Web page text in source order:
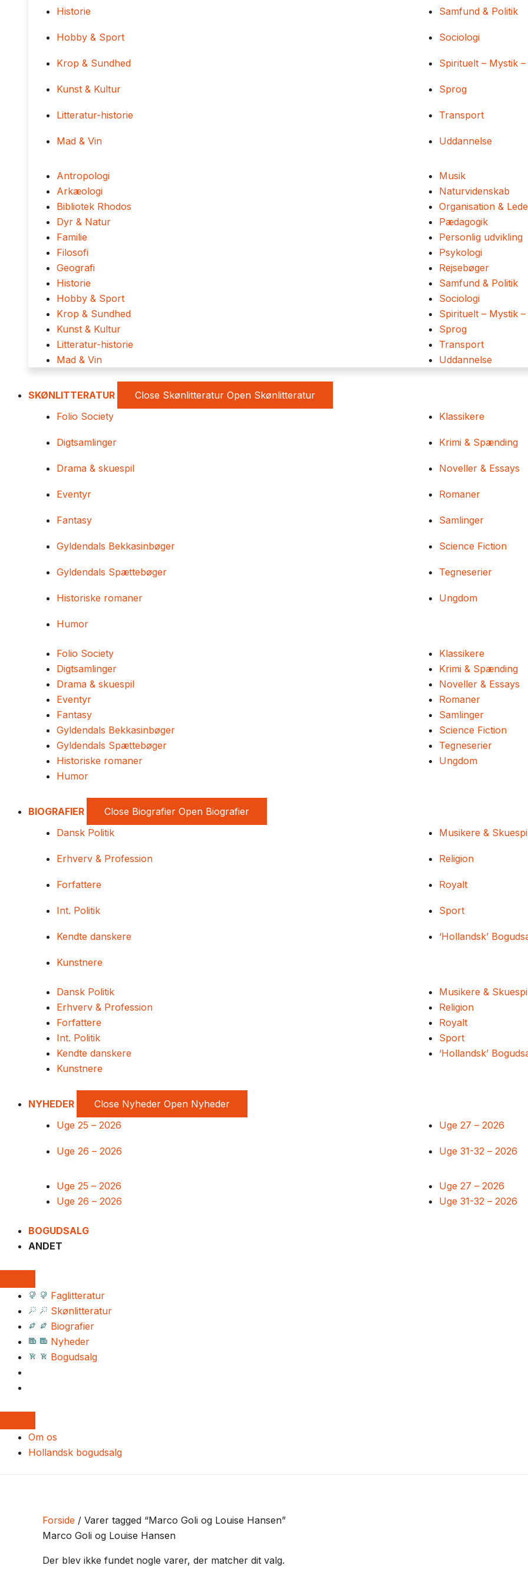
Historie
Hobby & Sport
Krop & Sundhed
Kunst & Kultur
Litteratur-historie
Mad & Vin
Samfund & Politik
Sociologi
Spirituelt – Mystik
Sprog
Transport
Uddannelse
Antropologi
Arkæologi
Bibliotek Rhodos
Dyr & Natur
Familie
Filosofi
Geografi
Historie
Hobby & Sport
Krop & Sundhed
Kunst & Kultur
Litteratur-historie
Mad & Vin
Musik
Naturvidenskab
Organisation &
Pædagogik
Personlig udvikling
Psykologi
Rejsebøger
Samfund & Politik
Sociologi
Spirituelt – Mystik
Sprog
Transport
Uddannelse
SKØNLITTERATUR Close Skønlitteratur Open Skønlitteratur
Folio Society
Digtsamlinger
Drama & skuespil
Eventyr
Fantasy
Gyldendals Bekkasinbøger
Gyldendals Spættebøger
Historiske romaner
Humor
Klassikere
Krimi & Spænding
Noveller & Essays
Romaner
Samlinger
Science Fiction
Tegneserier
Ungdom
Folio Society
Digtsamlinger
Drama & skuespil
Eventyr
Fantasy
Gyldendals Bekkasinbøger
Gyldendals Spættebøger
Historiske romaner
Humor
Klassikere
Krimi & Spænding
Noveller & Essays
Romaner
Samlinger
Science Fiction
Tegneserier
Ungdom
BIOGRAFIER Close Biografier Open Biografier
Dansk Politik
Erhverv & Profession
Forfattere
Int. Politik
Kendte danskere
Kunstnere
Musikere &
Religion
Royalt
Sport
‘Hollandsk’
Dansk Politik
Erhverv & Profession
Forfattere
Int. Politik
Kendte danskere
Kunstnere
Musikere &
Religion
Royalt
Sport
‘Hollandsk’
NYHEDER Close Nyheder Open Nyheder
Uge 25 – 2026
Uge 26 – 2026
Uge 27 – 2026
Uge 31-32 – 2026
Uge 25 – 2026
Uge 26 – 2026
Uge 27 – 2026
Uge 31-32 – 2026
BOGUDSALG
ANDET
Faglitteratur
Skønlitteratur
Biografier
Nyheder
Bogudsalg
Om os
Hollandsk bogudsalg
Forside / Varer tagged “Marco Goli og Louise Hansen”
Marco Goli og Louise Hansen
Der blev ikke fundet nogle varer, der matcher dit valg.